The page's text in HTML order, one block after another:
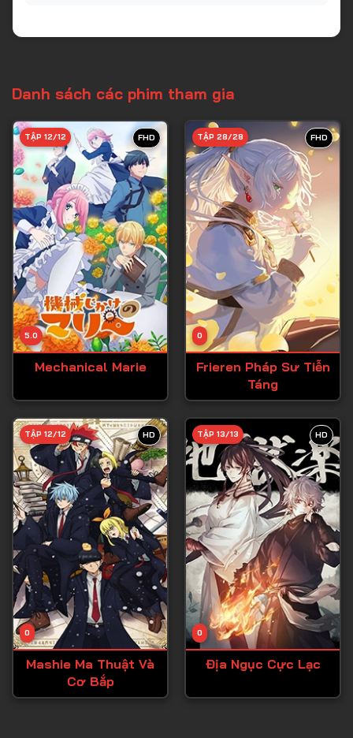
Danh sách các phim tham gia
FHD
5.0
TẬP 12/12
Mechanical Marie
FHD
0
TẬP 28/28
Frieren Pháp Sư Tiễn
Táng
HD
0
TẬP 12/12
Mashie Ma Thuật Và
Cơ Bắp
HD
0
TẬP 13/13
Địa Ngục Cực Lạc